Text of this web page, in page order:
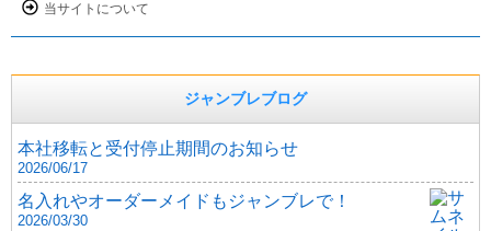
当サイトについて
ジャンブレブログ
本社移転と受付停止期間のお知らせ
2026/06/17
名入れやオーダーメイドもジャンブレで！
2026/03/30